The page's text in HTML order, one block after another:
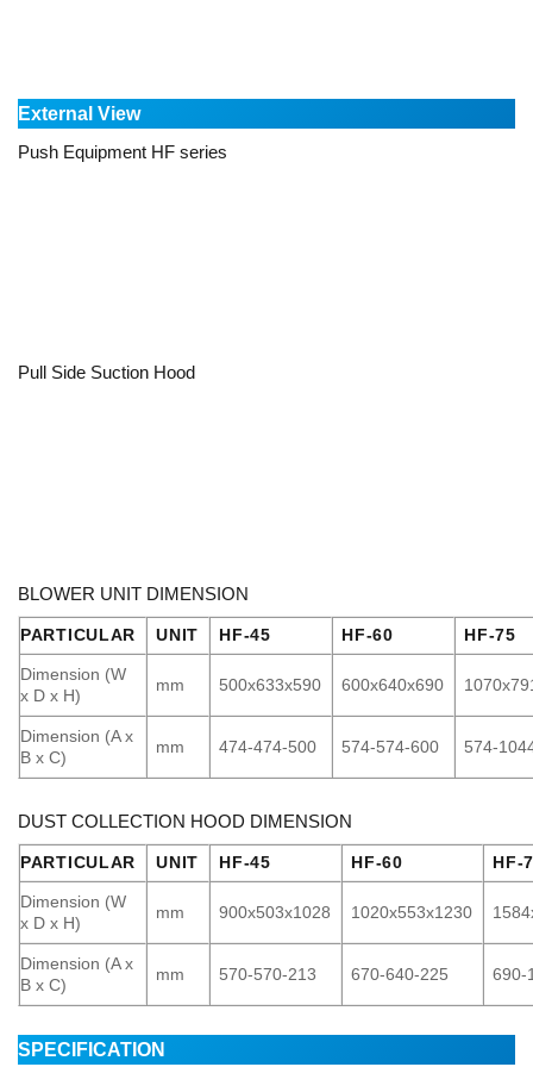
External View
Push Equipment HF series
Pull Side Suction Hood
BLOWER UNIT DIMENSION
PARTICULAR UNIT HF-45 HF-60 HF-75
Dimension (W
x D x H)
mm 500x633x590 600x640x690
Dimension (A x
B x C)
mm 474-474-500 574-574-600 574-
DUST COLLECTION HOOD DIMENSION
PARTICULAR UNIT HF-45 HF-60 HF-
Dimension (W
x D x H)
mm 900x503x1028 1020x553x1230
Dimension (A x
B x C)
mm 570-570-213 670-640-225 690-
SPECIFICATION